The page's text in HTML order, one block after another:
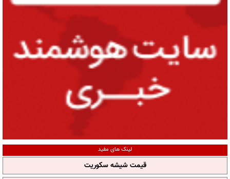
لینک های مفید
قیمت شیشه سکوریت